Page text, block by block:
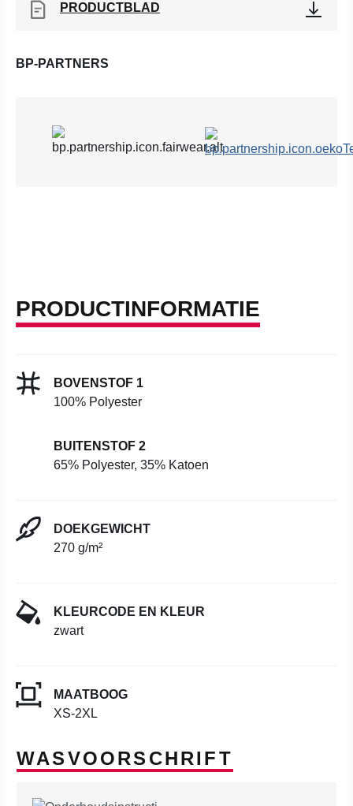
PRODUCTBLAD
BP-PARTNERS
PRODUCTINFORMATIE
BOVENSTOF 1
100% Polyester
BUITENSTOF 2
65% Polyester, 35% Katoen
DOEKGEWICHT
270 g/m²
KLEURCODE EN KLEUR
zwart
MAATBOOG
XS-2XL
WASVOORSCHRIFT